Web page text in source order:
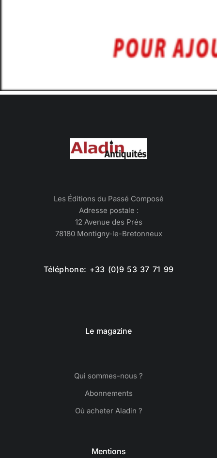
Les Éditions du Passé Composé
Adresse postale :
12 Avenue des Prés
78180 Montigny-le-Bretonneux
Téléphone: +33 (0)9 53 37 71 99
Le magazine
Qui sommes-nous ?
Abonnements
Où acheter Aladin ?
Mentions